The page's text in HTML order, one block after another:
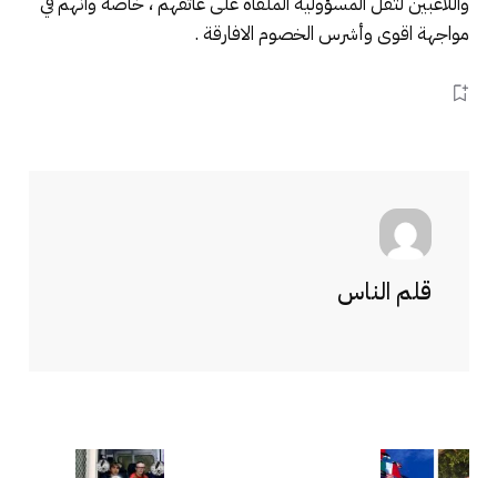
مواجهة اقوى وأشرس الخصوم الافارقة .
قلم الناس